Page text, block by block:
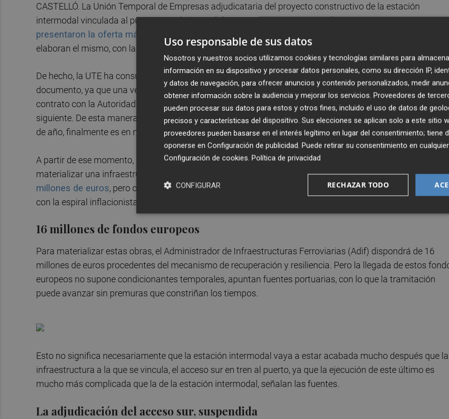
CASTELLÓ. La Unión Temporal de Empresas adjudicataria del proyecto constructivo de la estación
intermodal vinculada al puerto ya trabaja en el documento. Las empresasCimarqy MSFPA,que
presentaron la oferta más barata
elaboran el mismo, con las lógicas salvedades del verano.
De hecho, la UTE ha consumido ya prácticamente dos meses de los diez de plazo para la redacción del
documento, ya que una vez superada una suspensión del procedimiento de adjudicación, formalizaron el
contrato con la Autoridad Portuaria de Castellón el pasado 8 de julio, con lo que este entró en vigor al día
siguiente. De esta manera, y aunque la intención de la entidad pública era disponer del proyecto a
de año, finalmente es en mayo (en teoría el 8 de ese mes cumple el plazo) cuando debería estar
A partir de ese momento, PortCastelló podrá retomar la tramitación administrativa del proyecto para
materializar una infraestructura para la que hasta ahora se ha estimadouna inversión aproximada de
millones de euros, pero cuyo montante exacto debe definir el proyecto ahora en redacción. En este
con la espiral inflacionista actual, es de prever que el coste pueda ir al alza.
16 millones de fondos europeos
Para materializar estas obras, el Administrador de Infraestructuras Ferroviarias (Adif) dispondrá de 16
millones de euros procedentes del mecanismo de recuperación y resiliencia. Pero la llegada de estos
europeos no supone condicionantes temporales, apuntan fuentes portuarias, con lo que la tramitación
puede avanzar sin premuras que constriñan los tiempos.
Esto no significa necesariamente que la estación intermodal vaya a estar acabada mucho después que la
infraestructura a la que se vincula, el acceso sur en tren al puerto, ya que la ejecución de este último es
mucho más complicada que la de la estación intermodal, señalan las fuentes.
La adjudicación del acceso sur, suspendida
Uso responsable de sus datos
Nosotros y nuestros socios utilizamos cookies y tecnologías similares para
información en su dispositivo y procesar datos personales, como su dirección IP,
y datos de navegación, para ofrecer anuncios y contenido personalizados, medir
obtener información sobre la audiencia y mejorar los servicios. Proveedores de
pueden procesar sus datos para estos y otros fines, incluido el uso de datos de
precisos y características del dispositivo. Sus elecciones se aplican solo a este sitio
proveedores pueden basarse en el interés legítimo en lugar del consentimiento; tiene
oponerse en Configuración de publicidad. Puede retirar su consentimiento en
Configuración de cookies. Política de privacidad
RECHAZAR TODO
CONFIGURAR